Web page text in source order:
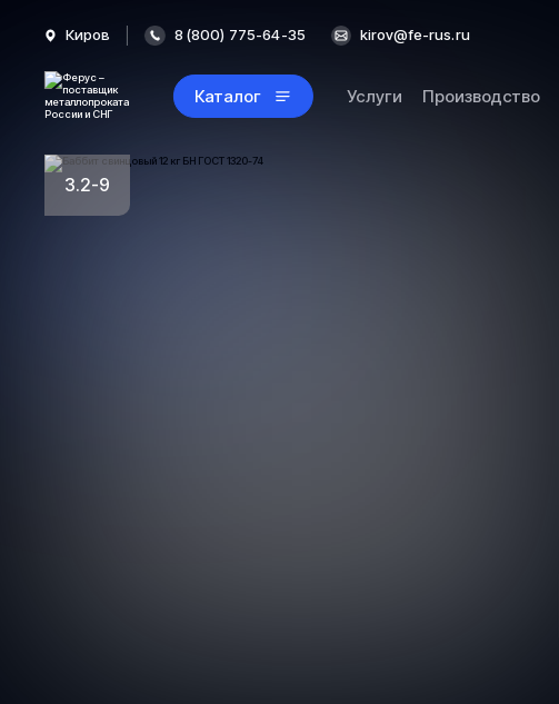
Киров 8 (800) 775-64-35 kirov@fe-rus.ru
Каталог Услуги Производство
3.2-9